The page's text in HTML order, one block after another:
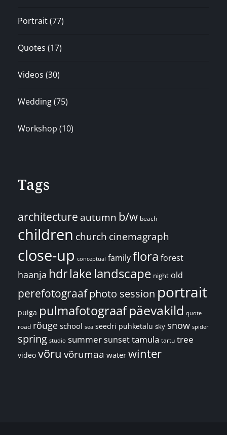
Portrait(77)
Quotes (17)
Videos (30)
Wedding(75)
Workshop (10)
Tags
architecture autumn b/w beach
children church cinemagraph
close-up conceptual familyflora forest
haanja hdrlake landscape night old
perefotograafphoto session portrait
puiga pulmafotograafpäevakild quote
road rõuge school sea seedri puhketalu sky snow spider
spring studio summersunsettamula tartu tree
video võru võrumaa water winter